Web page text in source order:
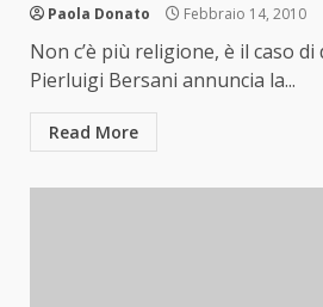
Paola Donato Febbraio 14, 2010
Non c’è più religione, è il caso
Pierluigi Bersani annuncia la...
Read More